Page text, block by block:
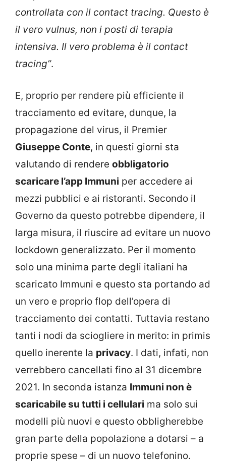
controllata con il contact tracing. Questo è
il vero vulnus, non i posti di terapia
intensiva. Il vero problema è il contact
tracing”.
E, proprio per rendere più efficiente il
tracciamento ed evitare, dunque, la
propagazione del virus, il Premier
Giuseppe Conte, in questi giorni sta
valutando di rendere obbligatorio
scaricare l’app Immuni per accedere ai
mezzi pubblici e ai ristoranti. Secondo il
Governo da questo potrebbe dipendere, il
larga misura, il riuscire ad evitare un nuovo
lockdown generalizzato. Per il momento
solo una minima parte degli italiani ha
scaricato Immuni e questo sta portando ad
un vero e proprio flop dell’opera di
tracciamento dei contatti. Tuttavia restano
tanti i nodi da sciogliere in merito: in primis
quello inerente la privacy. I dati, infati, non
verrebbero cancellati fino al 31 dicembre
2021. In seconda istanza Immuni non è
scaricabile su tutti i cellulari ma solo sui
modelli più nuovi e questo obbligherebbe
gran parte della popolazione a dotarsi – a
proprie spese – di un nuovo telefonino.